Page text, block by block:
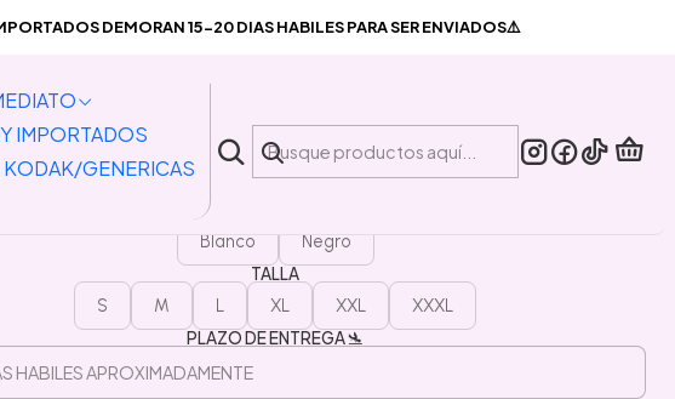
IMPORTADOS
GENERICAS
DEMORAN 15-20 DIAS HABILES PARA SER ENVIADOS⚠️
Short Space Jam
Pantalon Short Space Jam
Blanco Negro
TALLA
S M L XL XXL XXXL
PLAZO DE ENTREGA 🛬